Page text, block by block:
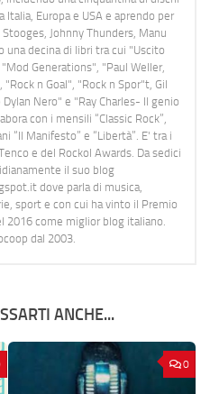
Europa e USA e aprendo per
Johnny Thunders, Manu
una decina di libri tra cui "Uscito
Generations", "Paul Weller,
"Rock n Goal", "Rock n Spor"t, Gil
Nero" e "Ray Charles- Il genio
con i mensili “Classic Rock”,
“Il Manifesto” e “Libertà”. E' tra i
e del Rockol Awards. Da sedici
il suo blog
dove parla di musica,
sport e con cui ha vinto il Premio
2016 come miglior blog italiano.
dal 2003.
ANCHE...
0